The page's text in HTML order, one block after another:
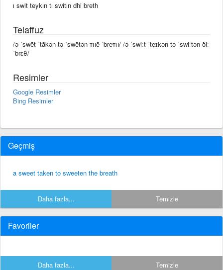
ı swit teykın tı switın dhi breth
Telaffuz
/ə ˈswēt ˈtākən tə ˈswētən ᴛʜē ˈbreᴛʜ/ /ə ˈswiːt ˈteɪkən tə ˈswiːtən ðiː
ˈbrɛθ/
Resimler
Google Resimler
Bing Resimler
Geçmiş
a sweet taken to sweeten the breath
Daha fazla... Temizle
Favoriler
Daha fazla... Temizle